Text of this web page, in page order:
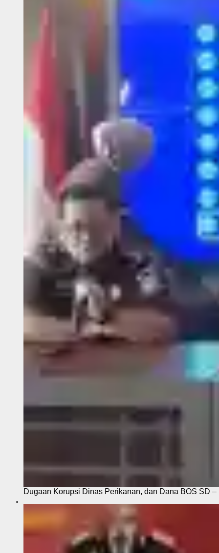
Dugaan Korupsi Dinas Perikanan, dan Dana BOS SD